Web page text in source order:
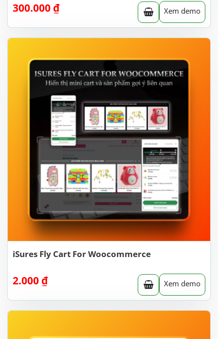
300.000 ₫ Xem demo
iSures Fly Cart For Woocommerce
2.000 ₫ Xem demo